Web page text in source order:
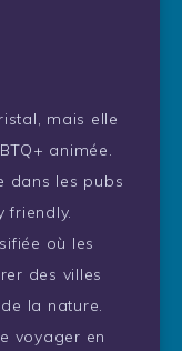
mais elle
animée.
dans les pubs
friendly.
où les
des villes
la nature.
voyager en